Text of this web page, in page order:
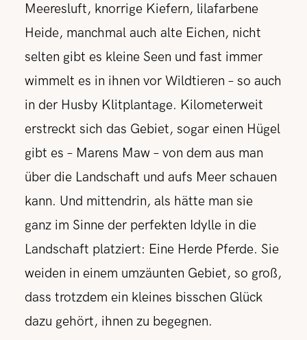
Meeresluft, knorrige Kiefern, lilafarbene
Heide, manchmal auch alte Eichen, nicht
selten gibt es kleine Seen und fast immer
wimmelt es in ihnen vor Wildtieren – so auch
in der Husby Klitplantage. Kilometerweit
erstreckt sich das Gebiet, sogar einen Hügel
gibt es – Marens Maw – von dem aus man
über die Landschaft und aufs Meer schauen
kann. Und mittendrin, als hätte man sie
ganz im Sinne der perfekten Idylle in die
Landschaft platziert: Eine Herde Pferde. Sie
weiden in einem umzäunten Gebiet, so groß,
dass trotzdem ein kleines bisschen Glück
dazu gehört, ihnen zu begegnen.